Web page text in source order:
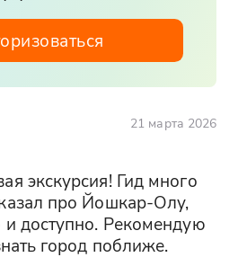
"Итальянском парке",
напоминающем
садов. Это
насладиться красотой
21 марта 2026
экскурсия! Гид много
про Йошкар-Олу,
и доступно. Рекомендую
город поближе.